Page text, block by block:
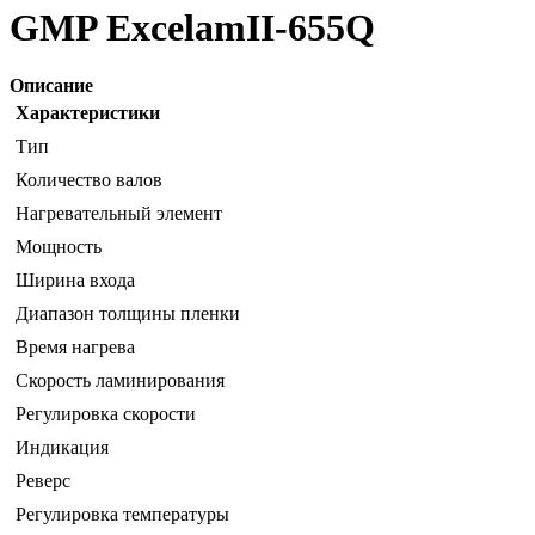
GMP ExcelamII-655Q
Описание
Характеристики
Тип
Количество валов
Нагревательный элемент
Мощность
Ширина входа
Диапазон толщины пленки
Время нагрева
Скорость ламинирования
Регулировка скорости
Индикация
Реверс
Регулировка температуры